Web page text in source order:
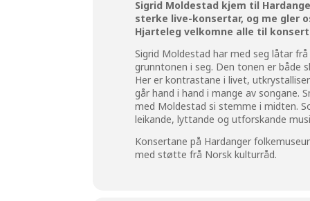
Sigrid Moldestad kjem til
sterke live-konsertar, og me gler
Hjarteleg velkomne alle til
Sigrid Moldestad har med seg låtar
grunntonen i seg. Den tonen er både
Her er kontrastane i livet,
går hand i hand i mange av songane.
med Moldestad si stemme i midten.
leikande, lyttande og utforskande
Konsertane på Hardanger
med støtte frå Norsk kulturråd.